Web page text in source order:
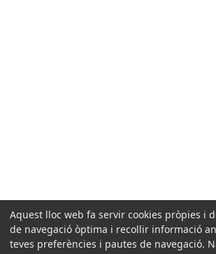
Aquest lloc web fa servir cookies pròpies i
de navegació òptima i recollir informació
teves preferències i pautes de navegació.